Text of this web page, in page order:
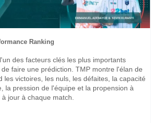
Ranking
des facteurs clés les plus importants
faire une prédiction. TMP montre l'élan de
les victoires, les nuls, les défaites, la capacité
la pression de l'équipe et la propension à
jour à chaque match.